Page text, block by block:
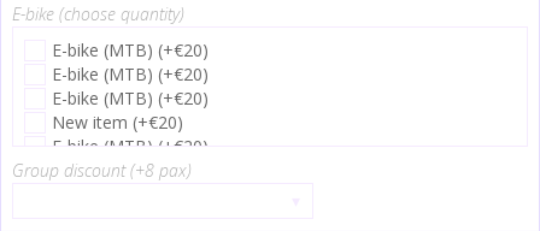
E-bike (choose quantity)
E-bike (MTB) (+€20)
E-bike (MTB) (+€20)
E-bike (MTB) (+€20)
New item (+€20)
E-bike (MTB) (+€20)
New item (+€20)
Group discount (+8 pax)